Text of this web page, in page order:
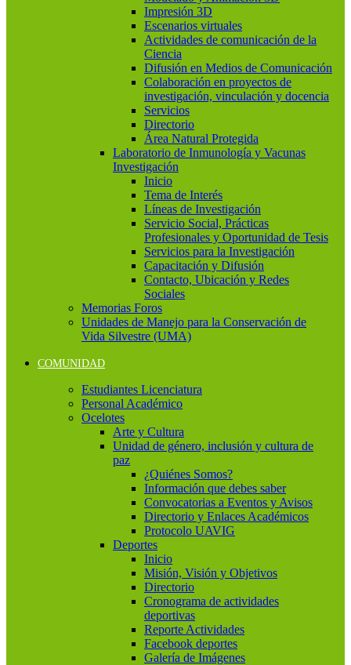
Impresión 3D
Escenarios virtuales
Actividades de comunicación de la
Ciencia
Difusión en Medios de Comunicación
Colaboración en proyectos de
investigación, vinculación y docencia
Servicios
Directorio
Área Natural Protegida
Laboratorio de Inmunología y Vacunas
Investigación
Inicio
Tema de Interés
Líneas de Investigación
Servicio Social, Prácticas
Profesionales y Oportunidad de Tesis
Servicios para la Investigación
Capacitación y Difusión
Contacto, Ubicación y Redes
Sociales
Memorias Foros
Unidades de Manejo para la Conservación de
Vida Silvestre (UMA)
COMUNIDAD
Estudiantes Licenciatura
Personal Académico
Ocelotes
Arte y Cultura
Unidad de género, inclusión y cultura de
paz
¿Quiénes Somos?
Información que debes saber
Convocatorias a Eventos y Avisos
Directorio y Enlaces Académicos
Protocolo UAVIG
Deportes
Inicio
Misión, Visión y Objetivos
Directorio
Cronograma de actividades
deportivas
Reporte Actividades
Facebook deportes
Galería de Imágenes